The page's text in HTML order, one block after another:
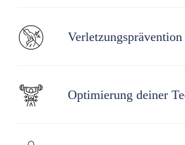
Verletzungsprävention
Optimierung deiner